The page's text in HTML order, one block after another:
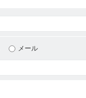
メール